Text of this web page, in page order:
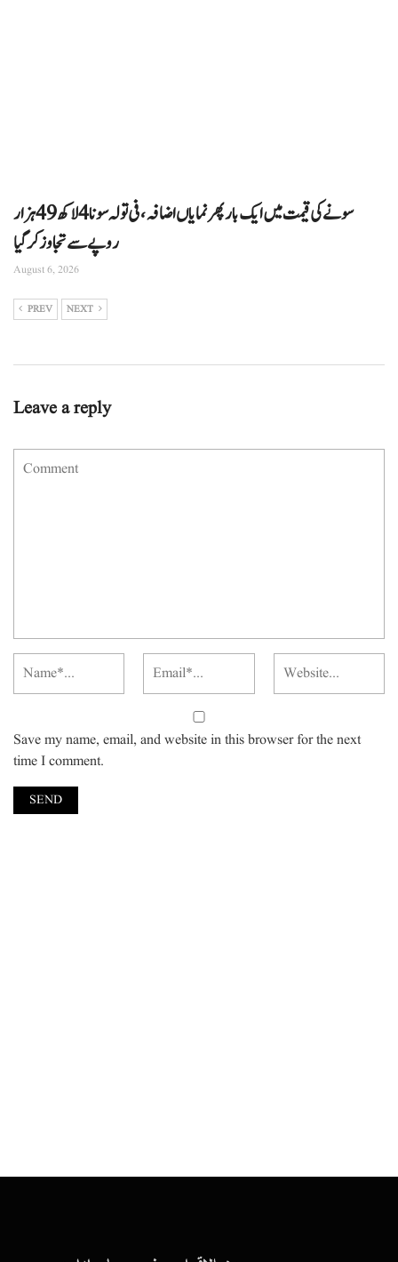
سونے کی قیمت میں ایک بار پھر نمایاں اضافہ، فی تولہ سونا 4 لاکھ 49 ہزار
روپے سے تجاوز کرگیا
August 6, 2026
PREV NEXT
Leave a reply
Save my name, email, and website in this browser for the next
time I comment.